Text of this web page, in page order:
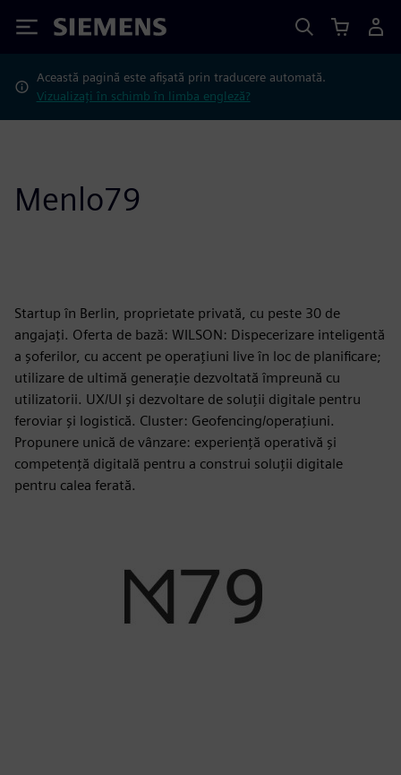
Siemens
Această pagină este afișată prin traducere automată.
Vizualizați în schimb în limba engleză?
Menlo79
Startup în Berlin, proprietate privată, cu peste 30 de
angajați. Oferta de bază: WILSON: Dispecerizare inteligentă
a șoferilor, cu accent pe operațiuni live în loc de planificare;
utilizare de ultimă generație dezvoltată împreună cu
utilizatorii. UX/UI și dezvoltare de soluții digitale pentru
feroviar și logistică. Cluster: Geofencing/operațiuni.
Propunere unică de vânzare: experiență operativă și
competență digitală pentru a construi soluții digitale
pentru calea ferată.